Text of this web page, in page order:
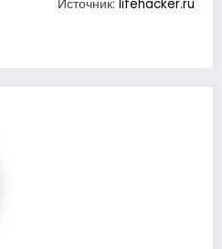
Источник: lifehacker.ru